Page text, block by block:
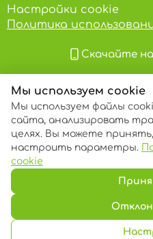
Настройки cookie
Политика
Скачайте
© 2013 –
Мы используем cookie
Мы используем файлы
сайта, анализировать
целях. Вы можете
настроить параметры.
cookie